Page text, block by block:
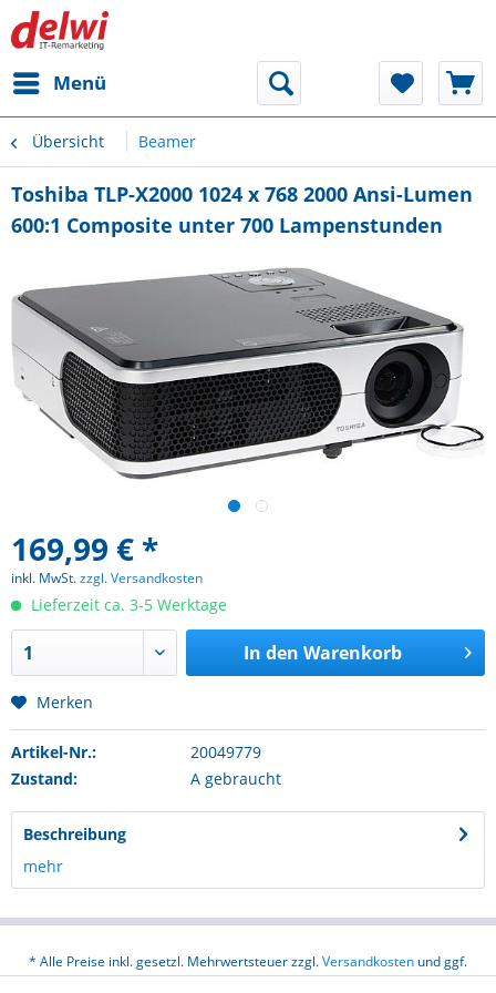
Menü
Übersicht Beamer
Toshiba TLP-X2000 1024 x 768 2000 Ansi-Lumen
600:1 Composite unter 700 Lampenstunden
169,99 € *
inkl. MwSt.zzgl. Versandkosten
Lieferzeit ca. 3-5 Werktage
In den Warenkorb
Merken
Artikel-Nr.:
20049779
Zustand:
A gebraucht
Beschreibung
mehr
* Alle Preise inkl. gesetzl. Mehrwertsteuer zzgl.Versandkosten und ggf.